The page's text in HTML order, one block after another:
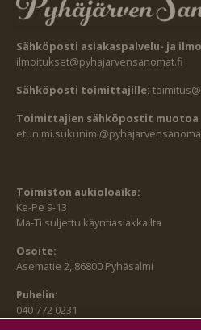
Sähköposti asiakaspalvelu- ja
ilmoitukset@pyhajarvensanomat.fi
Sähköposti toimittajille:
Toimittajien sähköpostit muotoa
Toimiston aukioloaika:
Ke-Pe 9-13
Ma-Ti suljettu käyntiasiakkailta
Osoite:
Asematie 2, 86800 Pyhäsalmi
Puhelin:
040 772 0231